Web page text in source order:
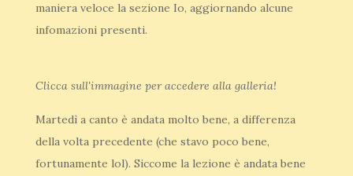
maniera veloce la sezione Io, aggiornando alcune
infomazioni presenti.
Clicca sull'immagine per accedere alla galleria!
Martedì a canto è andata molto bene, a differenza
della volta precedente (che stavo poco bene,
fortunamente lol). Siccome la lezione è andata bene